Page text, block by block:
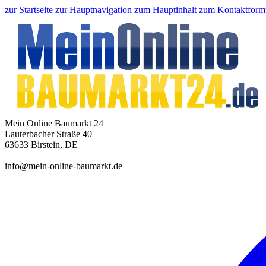
zur Startseite zur Hauptnavigation zum Hauptinhalt zum
Mein Online Baumarkt 24
Lauterbacher Straße 40
63633 Birstein, DE
info@mein-online-baumarkt.de